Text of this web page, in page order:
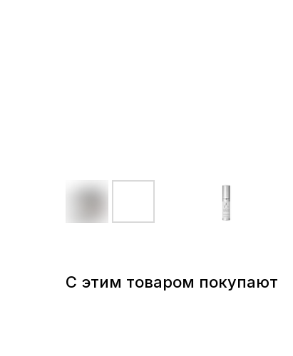
С этим товаром покупают